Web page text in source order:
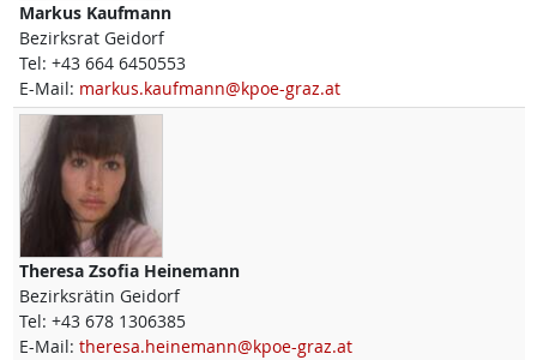
Markus Kaufmann
Bezirksrat Geidorf
Tel: +43 664 6450553
E-Mail: markus.kaufmann@kpoe-graz.at
Theresa Zsofia Heinemann
Bezirksrätin Geidorf
Tel: +43 678 1306385
E-Mail: theresa.heinemann@kpoe-graz.at